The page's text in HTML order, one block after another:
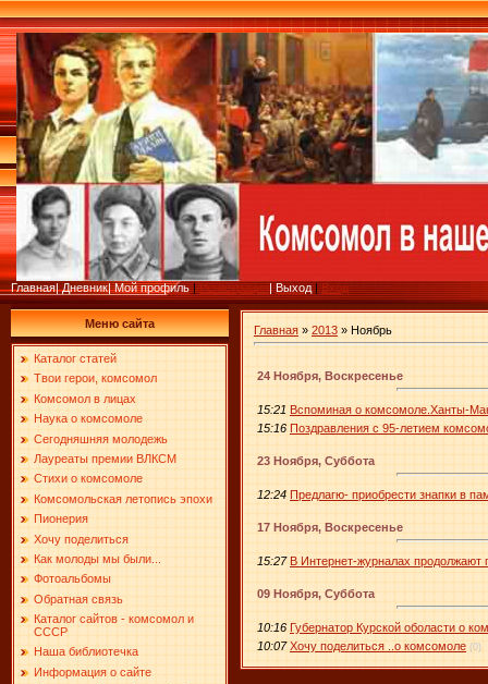
Главная|Дневник|Мой профиль|Регистрация|Выход|Вход
Меню сайта
Каталог статей
Твои герои, комсомол
Комсомол в лицах
Наука о комсомоле
Сегодняшняя молодежь
Лауреаты премии ВЛКСМ
Стихи о комсомоле
Комсомольская летопись эпохи
Пионерия
Хочу поделиться
Как молоды мы были...
Фотоальбомы
Обратная связь
Каталог сайтов - комсомол и
СССР
Наша библиотечка
Информация о сайте
Главная » 2013 » Ноябрь
24 Ноября, Воскресенье
15:21 Вспоминая о комсомоле.Ханты-
15:16 Поздравления с 95-летием
23 Ноября, Суббота
12:24 Предлагю- приобрести знапки в
17 Ноября, Воскресенье
15:27 В Интернет-журналах продолжают
09 Ноября, Суббота
10:16 Губернатор Курской оболасти о
10:07 Хочу поделиться ..о комсомоле (0)